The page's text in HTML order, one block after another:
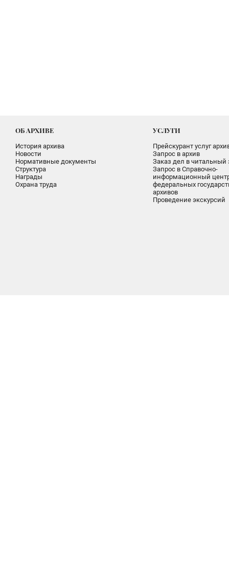
ОБ АРХИВЕ
История архива
Новости
Нормативные документы
Структура
Награды
Охрана труда
УСЛУГИ
Прейскурант услуг
Запрос в архив
Заказ дел в читальный
Запрос в Справочно-
информационный
федеральных
архивов
Проведение экскурсий